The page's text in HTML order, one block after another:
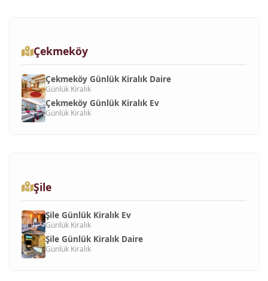
Çekmeköy
Çekmeköy Günlük Kiralık Daire
Günlük Kiralık
Çekmeköy Günlük Kiralık Ev
Günlük Kiralık
Şile
Şile Günlük Kiralık Ev
Günlük Kiralık
Şile Günlük Kiralık Daire
Günlük Kiralık